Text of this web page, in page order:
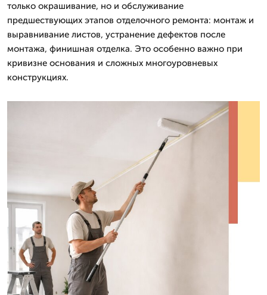
только окрашивание, но и обслуживание
предшествующих этапов отделочного ремонта: монтаж и
выравнивание листов, устранение дефектов после
монтажа, финишная отделка. Это особенно важно при
кривизне основания и сложных многоуровневых
конструкциях.